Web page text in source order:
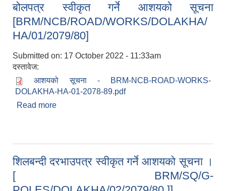
बोलपत्र स्वीकृत गर्ने आशयको सूचना
[BRM/NCB/ROAD/WORKS/DOLAKHA/
HA/01/2079/80]
Submitted on: 17 October 2022 - 11:33am
दस्तावेज:
आशयको सूचना - BRM-NCB-ROAD-WORKS-
DOLAKHA-HA-01-2078-89.pdf
Read more
शिलबन्दी दरभाउपत्र स्वीकृत गर्ने आशयको सूचना ।
[ BRM/SQ/G-